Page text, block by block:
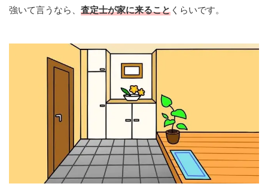
強いて言うなら、 査定士が家に来ること くらいです。